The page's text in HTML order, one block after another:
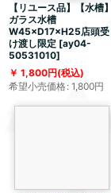
【リユース品】【水槽】
ガラス水槽
W45×D17×H25店頭受
け渡し限定 [ay04-
50531010]
1,800円(税込)
希望小売価格: 1,800円